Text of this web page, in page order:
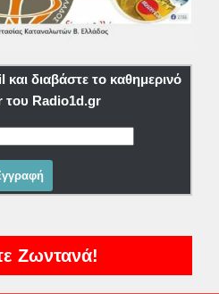
διαβάστε το καθημερινό
του Radio1d.gr
Ζωντανά!